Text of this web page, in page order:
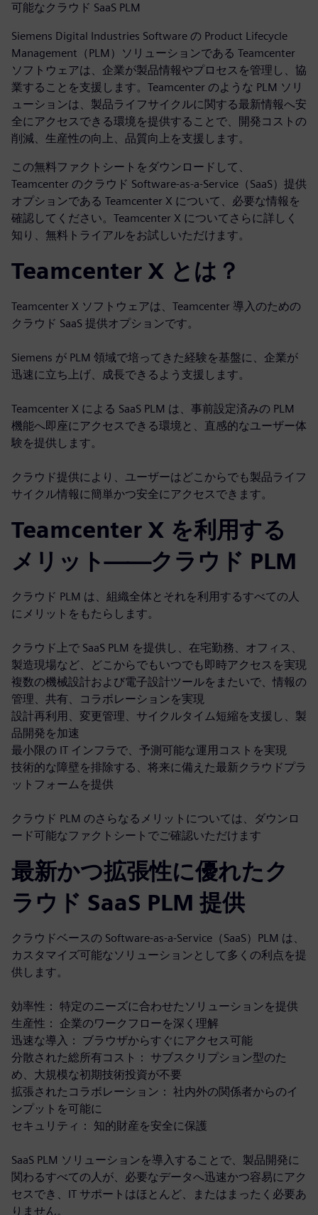
可能なクラウド SaaS PLM
Siemens Digital Industries Software の Product Lifecycle
Management（PLM）ソリューションである Teamcenter
ソフトウェアは、企業が製品情報やプロセスを管理し、協
業することを支援します。Teamcenter のような PLM ソリ
ューションは、製品ライフサイクルに関する最新情報へ安
全にアクセスできる環境を提供することで、開発コストの
削減、生産性の向上、品質向上を支援します。
この無料ファクトシートをダウンロードして、
Teamcenter のクラウド Software-as-a-Service（SaaS）提供
オプションである Teamcenter X について、必要な情報を
確認してください。Teamcenter X についてさらに詳しく
知り、無料トライアルをお試しいただけます。
Teamcenter X とは？
Teamcenter X ソフトウェアは、Teamcenter 導入のための
クラウド SaaS 提供オプションです。
Siemens が PLM 領域で培ってきた経験を基盤に、企業が
迅速に立ち上げ、成長できるよう支援します。
Teamcenter X による SaaS PLM は、事前設定済みの PLM
機能へ即座にアクセスできる環境と、直感的なユーザー体
験を提供します。
クラウド提供により、ユーザーはどこからでも製品ライフ
サイクル情報に簡単かつ安全にアクセスできます。
Teamcenter X を利用する
メリット——クラウド PLM
クラウド PLM は、組織全体とそれを利用するすべての人
にメリットをもたらします。
クラウド上で SaaS PLM を提供し、在宅勤務、オフィス、
製造現場など、どこからでもいつでも即時アクセスを実現
複数の機械設計および電子設計ツールをまたいで、情報の
管理、共有、コラボレーションを実現
設計再利用、変更管理、サイクルタイム短縮を支援し、製
品開発を加速
最小限の IT インフラで、予測可能な運用コストを実現
技術的な障壁を排除する、将来に備えた最新クラウドプラ
ットフォームを提供
クラウド PLM のさらなるメリットについては、ダウンロ
ード可能なファクトシートでご確認いただけます
最新かつ拡張性に優れたク
ラウド SaaS PLM 提供
クラウドベースの Software-as-a-Service（SaaS）PLM は、
カスタマイズ可能なソリューションとして多くの利点を提
供します。
効率性： 特定のニーズに合わせたソリューションを提供
生産性： 企業のワークフローを深く理解
迅速な導入： ブラウザからすぐにアクセス可能
分散された総所有コスト： サブスクリプション型のた
め、大規模な初期技術投資が不要
拡張されたコラボレーション： 社内外の関係者からのイ
ンプットを可能に
セキュリティ： 知的財産を安全に保護
SaaS PLM ソリューションを導入することで、製品開発に
関わるすべての人が、必要なデータへ迅速かつ容易にアク
セスでき、IT サポートはほとんど、またはまったく必要あ
りません。